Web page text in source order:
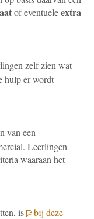
of eventueleextra
zelf zien wat
hulp er wordt
van een
Leerlingen
waaraan het
is
bij deze